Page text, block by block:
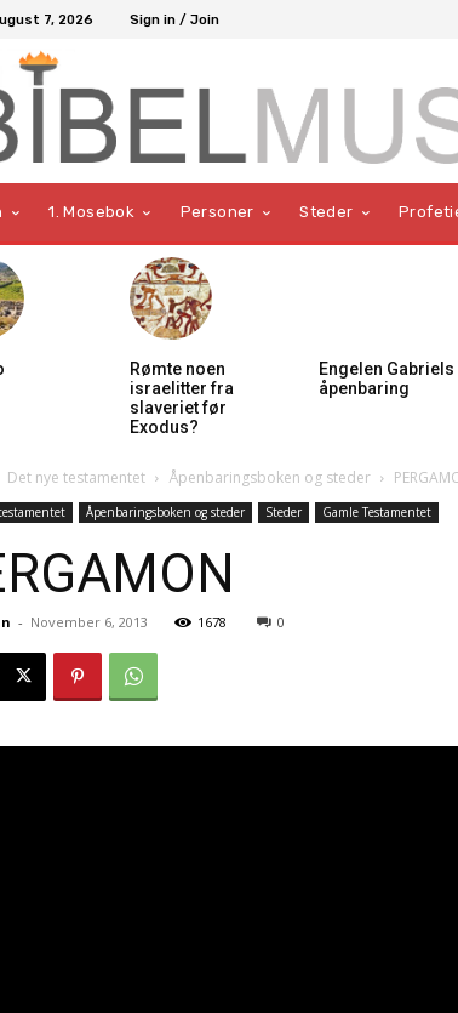
7, 2026 Sign in / Join
1. Mosebok Personer Steder
Rømte noen
israelitter fra
slaveriet før
Exodus?
Engelen Gabriels
åpenbaring
Det nye testamentet Åpenbaringsboken og steder
Åpenbaringsboken og steder Steder Gamle Testamentet
- November 6, 2013 1678 0